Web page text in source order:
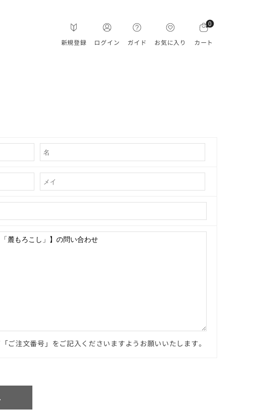
新規登録 ログイン ガイド お気に入り
0
カート
ご注文番号」をご記入くださいますようお願いいたします。